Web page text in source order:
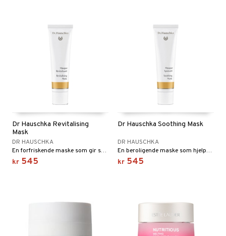
Dr Hauschka Revitalising
Mask
DR HAUSCHKA
En forfriskende maske som gir supplerende, dyptgående pleie til uren og soltrøtt hud med store porer samt hud med tendens til kuperose.
kr 545
Dr Hauschka Soothing Mask
DR HAUSCHKA
En beroligende maske som hjelper sensitiv hud som har en tendens til rødhet og betennelse. Gir huden en jevn tone.
kr 545